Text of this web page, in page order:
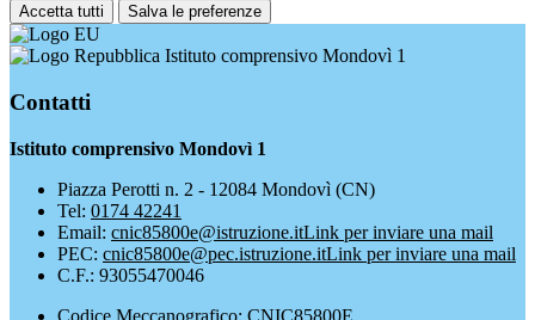
Accetta tutti Salva le preferenze
Istituto comprensivo Mondovì 1
Contatti
Istituto comprensivo Mondovì 1
Piazza Perotti n. 2 - 12084 Mondovì (CN)
Tel: 0174 42241
Email: cnic85800e@istruzione.itLink per inviare una mail
PEC: cnic85800e@pec.istruzione.itLink per inviare una mail
C.F.: 93055470046
Codice Meccanografico: CNIC85800E